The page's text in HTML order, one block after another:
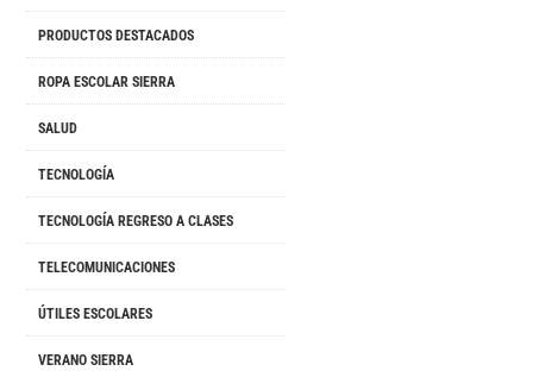
PRODUCTOS DESTACADOS
ROPA ESCOLAR SIERRA
SALUD
TECNOLOGÍA
TECNOLOGÍA REGRESO A CLASES
TELECOMUNICACIONES
ÚTILES ESCOLARES
VERANO SIERRA